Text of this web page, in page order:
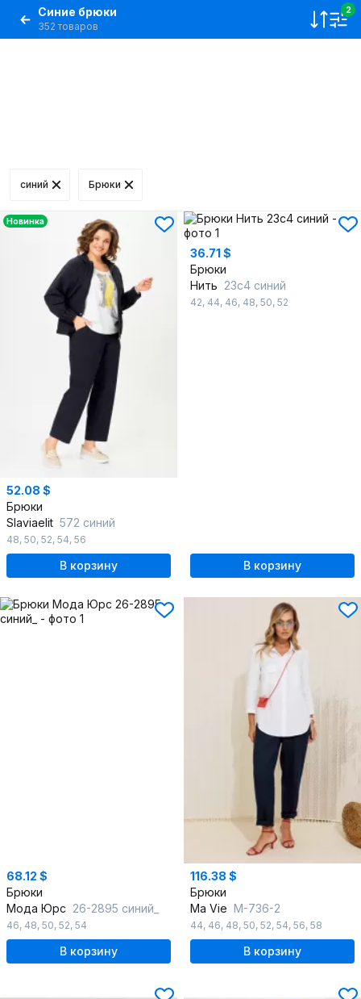
Синие брюки
352 товаров
2
синий Брюки
Новинка
52.08 $
Брюки
Slaviaelit 572 синий
48, 50, 52, 54, 56
В корзину
36.71 $
Брюки
Нить 23с4 синий
42, 44, 46, 48, 50, 52
В корзину
68.12 $
Брюки
Мода Юрс 26-2895 синий_
46, 48, 50, 52, 54
В корзину
116.38 $
Брюки
Ma Vie М-736-2
44, 46, 48, 50, 52, 54, 56, 58
В корзину